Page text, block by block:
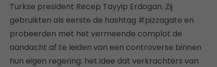
Turkse president Recep Tayyip Erdogan. Zij
gebruikten als eerste de hashtag #pizzagate en
probeerden met het vermeende complot de
aandacht af te leiden van een controverse binnen
hun eigen regering: het idee dat verkrachters van